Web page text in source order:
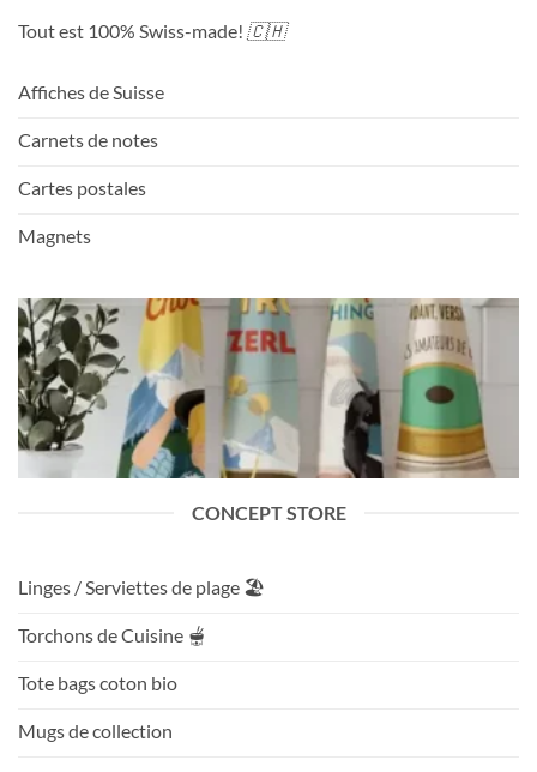
Tout est 100% Swiss-made! 🇨🇭
Affiches de Suisse
Carnets de notes
Cartes postales
Magnets
CONCEPT STORE
Linges / Serviettes de plage 🏖️
Torchons de Cuisine 🫕
Tote bags coton bio
Mugs de collection